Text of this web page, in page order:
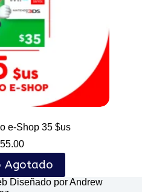
e-Shop 35 $us
Agotado
Diseñado por Andrew